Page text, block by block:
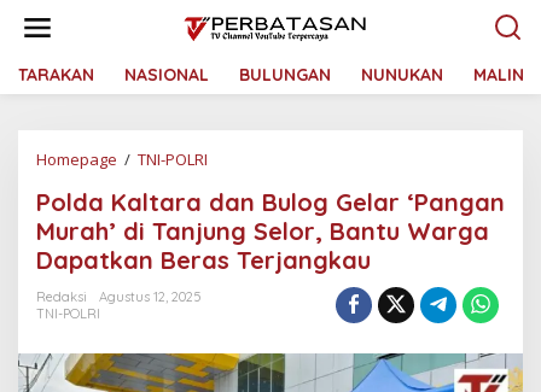
t
TARAKAN NASIONAL BULUNGAN NUNUKAN
Homepage / TNI-POLRI
l
d
a
K
a
r
Polda Kaltara dan Bulog Gelar ‘Pangan
Murah’ di Tanjung Selor, Bantu Warga
Dapatkan Beras Terjangkau
Redaksi
Agustus 12, 2025
TNI-POLRI